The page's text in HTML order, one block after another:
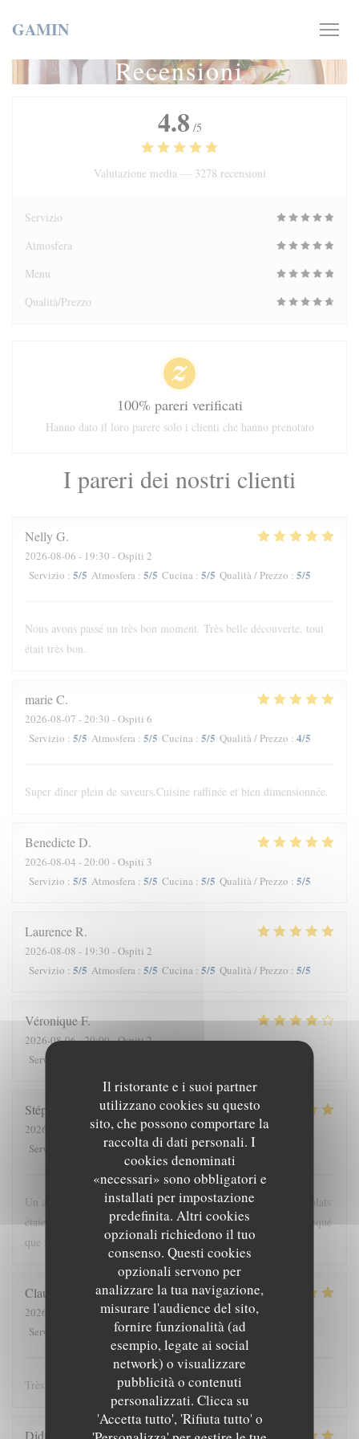
Il ristorante e i suoi partner
utilizzano cookies su questo
sito, che possono comportare la
raccolta di dati personali. I
cookies denominati
«necessari» sono obbligatori e
installati per impostazione
predefinita. Altri cookies
opzionali richiedono il tuo
consenso. Questi cookies
opzionali servono per
analizzare la tua navigazione,
misurare l'audience del sito,
fornire funzionalità (ad
esempio, legate ai social
network) o visualizzare
pubblicità o contenuti
personalizzati. Clicca su
'Accetta tutto', 'Rifiuta tutto' o
GAMIN
Recensioni
I pareri dei nostri clienti
NellyG
2026-08-06 - 19:30 - Ospiti 2
Servizio : 5/5 Atmosfera : 5/5 Cucina : 5/5 Qualità / Prezzo : 5/5
Nous avons passé un très bon moment. Très belle découverte, tout
était très bon.
marieC
2026-08-07 - 20:30 - Ospiti 6
Servizio : 5/5 Atmosfera : 5/5 Cucina : 5/5 Qualità / Prezzo : 4/5
Super dîner plein de saveurs.Cuisine raffinée et bien dimensionnée.
BenedicteD
2026-08-04 - 20:00 - Ospiti 3
Servizio : 5/5 Atmosfera : 5/5 Cucina : 5/5 Qualità / Prezzo : 5/5
LaurenceR
2026-08-08 - 19:30 - Ospiti 2
Servizio : 5/5 Atmosfera : 5/5 Cucina : 5/5 Qualità / Prezzo : 5/5
VéroniqueF
2026-08-06- 20:00 - Ospiti 2
Servizio
Stéphanie
2026-08-07
- 12:30 - Ospiti 3
Servizio
Atmosfera:5 /5 Cucina: 5/5 Qualità / Prezzo
Un accueil chaleureux, des explications claires et précises. Les plats
étaient succulents, et un service rapide, puisque nous avions indiqué
que nous avions un train à prendre, merci pour ce moment.
Claude
2026-08-07
- 12:45 - Ospiti 2
Servizio
Atmosfera: 5/5 Cucina:5/5 Qualità / Prezzo
Très bon accueil et très bon repas
Didier
4.8 /5
Valutazione media — 3278 recensioni
Servizio
Atmosfera
Menu
Qualità/Prezzo
100% pareri verificati
Hanno dato il loro parere solo i clienti che hanno prenotato